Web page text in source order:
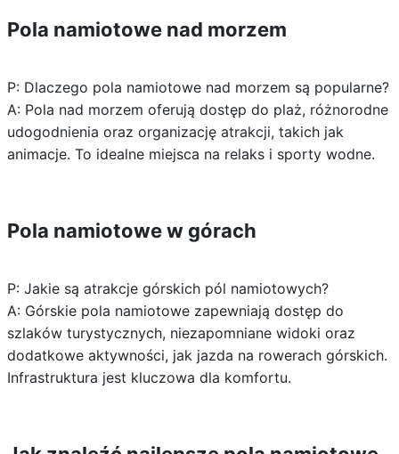
Pola namiotowe nad morzem
P: Dlaczego pola namiotowe nad morzem są popularne?
A: Pola nad morzem oferują dostęp do plaż, różnorodne
udogodnienia oraz organizację atrakcji, takich jak
animacje. To idealne miejsca na relaks i sporty wodne.
Pola namiotowe w górach
P: Jakie są atrakcje górskich pól namiotowych?
A: Górskie pola namiotowe zapewniają dostęp do
szlaków turystycznych, niezapomniane widoki oraz
dodatkowe aktywności, jak jazda na rowerach górskich.
Infrastruktura jest kluczowa dla komfortu.